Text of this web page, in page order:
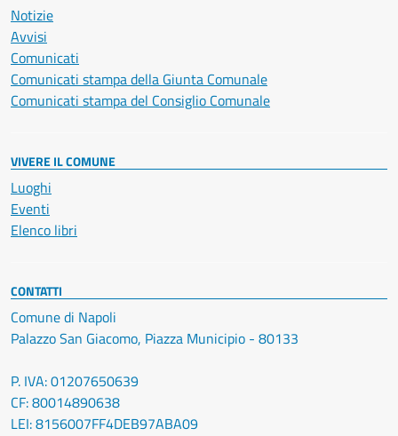
Notizie
Avvisi
Comunicati
Comunicati stampa della Giunta Comunale
Comunicati stampa del Consiglio Comunale
VIVERE IL COMUNE
Luoghi
Eventi
Elenco libri
CONTATTI
Comune di Napoli
Palazzo San Giacomo, Piazza Municipio - 80133
P. IVA: 01207650639
CF: 80014890638
LEI: 8156007FF4DEB97ABA09